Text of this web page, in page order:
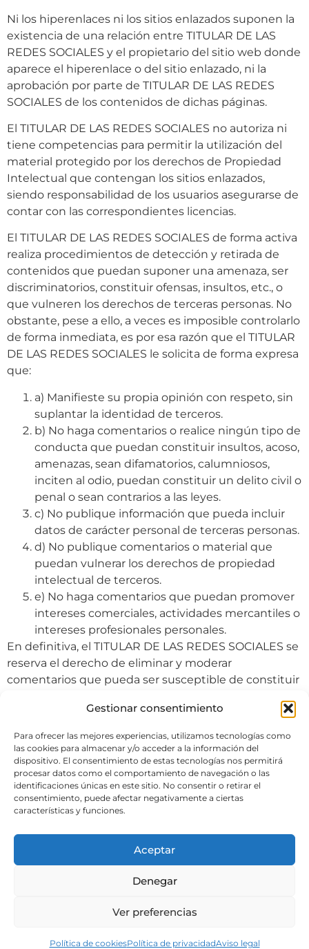
Gestionar consentimiento
Para ofrecer las mejores experiencias, utilizamos tecnologías como
las cookies para almacenar y/o acceder a la información del
dispositivo. El consentimiento de estas tecnologías nos permitirá
procesar datos como el comportamiento de navegación o las
identificaciones únicas en este sitio. No consentir o retirar el
consentimiento, puede afectar negativamente a ciertas
características y funciones.
Aceptar
Denegar
Ver preferencias
Política de cookiesPolítica de privacidadAviso legal
Ni los hiperenlaces ni los sitios enlazados suponen la
existencia de una relación entre TITULAR DE LAS
REDES SOCIALES y el propietario del sitio web donde
aparece el hiperenlace o del sitio enlazado, ni la
aprobación por parte de TITULAR DE LAS REDES
SOCIALES de los contenidos de dichas páginas.
El TITULAR DE LAS REDES SOCIALES no autoriza ni
tiene competencias para permitir la utilización del
material protegido por los derechos de Propiedad
Intelectual que contengan los sitios enlazados,
siendo responsabilidad de los usuarios asegurarse de
contar con las correspondientes licencias.
El TITULAR DE LAS REDES SOCIALES de forma activa
realiza procedimientos de detección y retirada de
contenidos que puedan suponer una amenaza, ser
discriminatorios, constituir ofensas, insultos, etc., o
que vulneren los derechos de terceras personas. No
obstante, pese a ello, a veces es imposible controlarlo
de forma inmediata, es por esa razón que el TITULAR
DE LAS REDES SOCIALES le solicita de forma expresa
que:
a) Manifieste su propia opinión con respeto, sin
suplantar la identidad de terceros.
b) No haga comentarios o realice ningún tipo de
conducta que puedan constituir insultos, acoso,
amenazas, sean difamatorios, calumniosos,
inciten al odio, puedan constituir un delito civil o
penal o sean contrarios a las leyes.
c) No publique información que pueda incluir
datos de carácter personal de terceras personas.
d) No publique comentarios o material que
puedan vulnerar los derechos de propiedad
intelectual de terceros.
e) No haga comentarios que puedan promover
intereses comerciales, actividades mercantiles o
intereses profesionales personales.
En definitiva, el TITULAR DE LAS REDES SOCIALES se
reserva el derecho de eliminar y moderar
comentarios que pueda ser susceptible de constituir
posible, siempre y cuando tenga conocimiento sobre
informe a sus usuarios sobre ello.
Español Aviso legal
Política venta y devoluciones
Normas de uso de RR.SS.
Regalos Navidad Barcelona
© B DE BARCELONA. ALL RIGHTS RESERVED.